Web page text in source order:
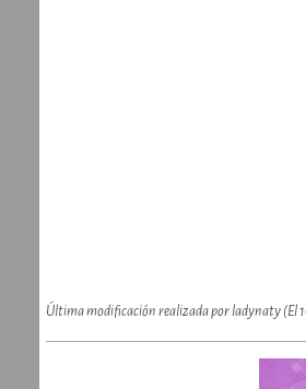
Última modificación realizada por ladynaty (El